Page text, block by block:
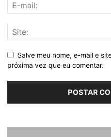
Salve meu nome, e-mail e
próxima vez que eu comentar.